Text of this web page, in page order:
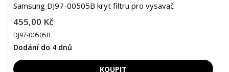
Samsung DJ97-00505B kryt filtru pro vysavač
455,00 Kč
DJ97-00505B
Dodání do 4 dnů